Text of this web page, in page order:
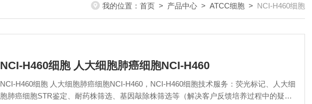
我的位置： 首页 > 产品中心 > ATCC细胞 > NCI-H460细胞
NCI-H460细胞 人大细胞肺癌细胞NCI-H460
NCI-H460细胞 人大细胞肺癌细胞NCI-H460，NCI-H460细胞技术服务：荧光标记、人大细
胞肺癌细胞STR鉴定、耐药株筛选、基因敲除株筛选等（解决客户反馈培养过程中的疑难